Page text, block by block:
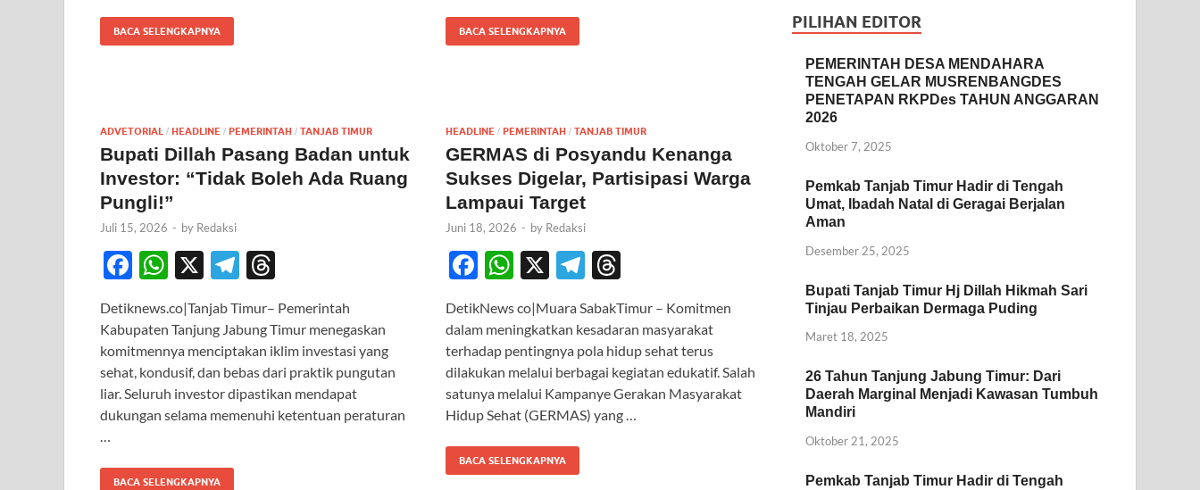
BACA SELENGKAPNYA BACA SELENGKAPNYA
ADVETORIAL / HEADLINE / PEMERINTAH / TANJAB TIMUR
Bupati Dillah Pasang Badan untuk
Investor: “Tidak Boleh Ada Ruang
Pungli!”
Juli 15, 2026 - by Redaksi
F
e
b
o
o
W
at
s
A
p
X
T
e
gr
a
m
e
a
ds
Detiknews.co|Tanjab Timur– Pemerintah
Kabupaten Tanjung Jabung Timur menegaskan
komitmennya menciptakan iklim investasi yang
sehat, kondusif, dan bebas dari praktik pungutan
liar. Seluruh investor dipastikan mendapat
dukungan selama memenuhi ketentuan peraturan
…
BACA SELENGKAPNYA
HEADLINE / PEMERINTAH / TANJAB TIMUR
GERMAS di Posyandu Kenanga
Sukses Digelar, Partisipasi Warga
Lampaui Target
Juni 18, 2026 - by Redaksi
F
e
b
o
o
W
at
s
A
p
X
T
e
gr
a
m
e
a
ds
DetikNews co|Muara SabakTimur – Komitmen
dalam meningkatkan kesadaran masyarakat
terhadap pentingnya pola hidup sehat terus
dilakukan melalui berbagai kegiatan edukatif. Salah
satunya melalui Kampanye Gerakan Masyarakat
Hidup Sehat (GERMAS) yang …
BACA SELENGKAPNYA
PILIHAN EDITOR
PEMERINTAH DESA MENDAHARA
TENGAH GELAR MUSRENBANGDES
PENETAPAN RKPDes TAHUN ANGGARAN
2026
Oktober 7, 2025
Pemkab Tanjab Timur Hadir di Tengah
Umat, Ibadah Natal di Geragai Berjalan
Aman
Desember 25, 2025
Bupati Tanjab Timur Hj Dillah Hikmah Sari
Tinjau Perbaikan Dermaga Puding
Maret 18, 2025
26 Tahun Tanjung Jabung Timur: Dari
Daerah Marginal Menjadi Kawasan Tumbuh
Mandiri
Oktober 21, 2025
Pemkab Tanjab Timur Hadir di Tengah